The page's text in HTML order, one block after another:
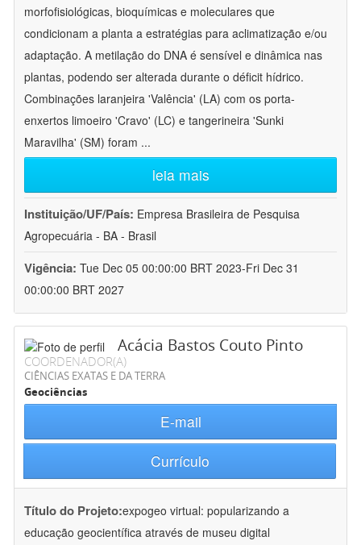
morfofisiológicas, bioquímicas e moleculares que
condicionam a planta a estratégias para aclimatização e/ou
adaptação. A metilação do DNA é sensível e dinâmica nas
plantas, podendo ser alterada durante o déficit hídrico.
Combinações laranjeira 'Valência' (LA) com os porta-
enxertos limoeiro 'Cravo' (LC) e tangerineira 'Sunki
Maravilha' (SM) foram ...
leia mais
Instituição/UF/País: Empresa Brasileira de Pesquisa
Agropecuária - BA - Brasil
Vigência: Tue Dec 05 00:00:00 BRT 2023-Fri Dec 31
00:00:00 BRT 2027
Acácia Bastos Couto Pinto
COORDENADOR(A)
CIÊNCIAS EXATAS E DA TERRA
Geociências
E-mail
Currículo
Título do Projeto:expogeo virtual: popularizando a
educação geocientífica através de museu digital